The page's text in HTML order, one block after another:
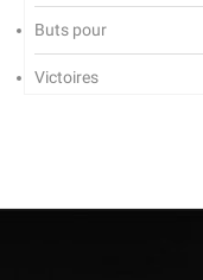
Buts pour
Victoires